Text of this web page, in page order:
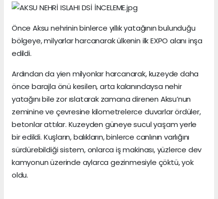
Önce Aksu nehrinin binlerce yıllık yatağının bulunduğu
bölgeye, milyarlar harcanarak ülkenin ilk EXPO alanı inşa
edildi.
Ardından da yien milyonlar harcanarak, kuzeyde daha
önce barajla önü kesilen, arta kalanındaysa nehir
yatağını bile zor ıslatarak zamana direnen Aksu’nun
zeminine ve çevresine kilometrelerce duvarlar ördüler,
betonlar attılar. Kuzeyden güneye sucul yaşam yerle
bir edildi. Kuşların, balıkların, binlerce canlının varlığını
sürdürebildiği sistem, onlarca iş makinası, yüzlerce dev
kamyonun üzerinde aylarca gezinmesiyle çöktü, yok
oldu.